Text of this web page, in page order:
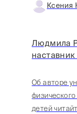
Ксения
Людмила
Об авторе
детей